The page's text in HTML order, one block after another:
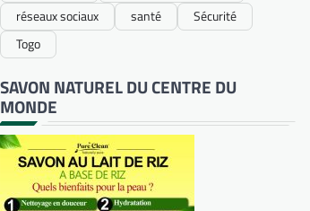
réseaux sociaux
santé
Sécurité
Togo
SAVON NATUREL DU CENTRE DU
MONDE